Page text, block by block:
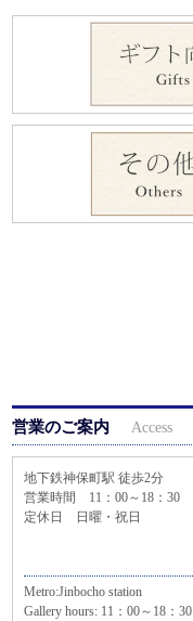
営業のご案内 Access
地下鉄神保町駅 徒歩2分
営業時間 11：00～18：30
定休日 日曜・祝日
Metro:Jinbocho station
Gallery hours: 11：00～18：30